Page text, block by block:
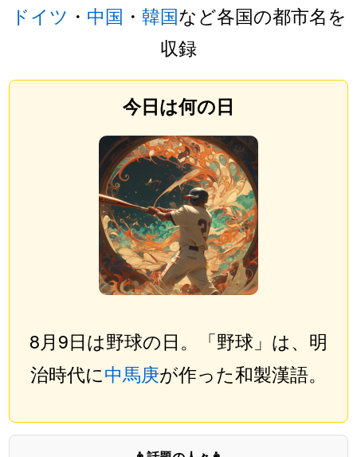
ドイツ ・ 中国 ・ 韓国など各国の都市名を
収録
今日は何の日
8月9日は野球の日。「野球」は、明
治時代に中馬庚が作った和製漢語。